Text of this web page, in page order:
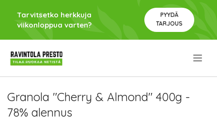
Tarvitsetko herkkuja
viikonloppua varten?
PYYDÄ
TARJOUS
Granola "Cherry & Almond" 400g -
78% alennus